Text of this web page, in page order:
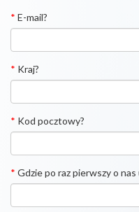
* E-mail?
* Kraj?
* Kod pocztowy?
* Gdzie po raz pierwszy o nas